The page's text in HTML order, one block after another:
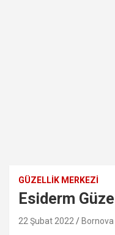
GÜZELLIK MERKEZI
Esiderm
22 Şubat 2022 Bornova